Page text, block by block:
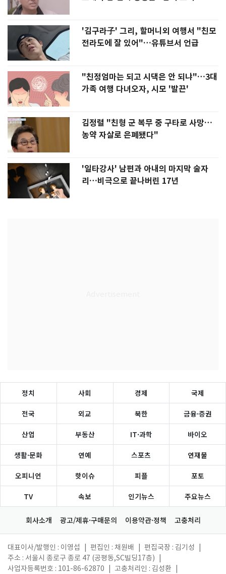
'김구라子' 그리, 할머니외 여행서 "친모
전라도에 잘 있어"…유튜브서 언급
"친정엄마는 되고 시댁은 안 되냐"…3대
가족 여행 다녀오자, 시모 '발끈'
김정렬 "친형 군 복무 중 구타로 사망…
농약 자살로 은폐됐다"
'일타강사' 남편과 아내의 마지막 술자
리…비극으로 끝나버린 17년
정치 사회 경제 국제
전국 외교 북한 금융·증권
산업 부동산 IT·과학 바이오
생활·문화 연예 스포츠 연재물
오피니언 핫이슈 피플 포토
TV 속보 인기뉴스 주요뉴스
회사소개 광고/제휴·구매문의 이용약관·정책 고충처리
대표이사/발행인 : 이영섭 편집인 : 채원배 편집국장 : 김기성
주소 : 서울시 종로구 종로 47 (공평동,SC빌딩17층)
사업자등록번호 : 101-86-62870
고충처리인 : 김성환